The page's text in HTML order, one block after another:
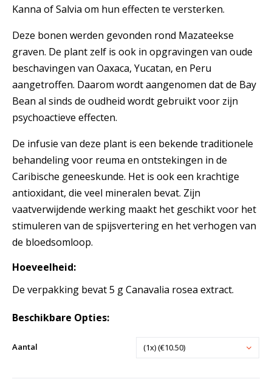
Kanna of Salvia om hun effecten te versterken.
Deze bonen werden gevonden rond Mazateekse
graven. De plant zelf is ook in opgravingen van oude
beschavingen van Oaxaca, Yucatan, en Peru
aangetroffen. Daarom wordt aangenomen dat de Bay
Bean al sinds de oudheid wordt gebruikt voor zijn
psychoactieve effecten.
De infusie van deze plant is een bekende traditionele
behandeling voor reuma en ontstekingen in de
Caribische geneeskunde. Het is ook een krachtige
antioxidant, die veel mineralen bevat. Zijn
vaatverwijdende werking maakt het geschikt voor het
stimuleren van de spijsvertering en het verhogen van
de bloedsomloop.
Hoeveelheid:
De verpakking bevat 5 g Canavalia rosea extract.
Beschikbare Opties:
Aantal (1x) (€10.50)